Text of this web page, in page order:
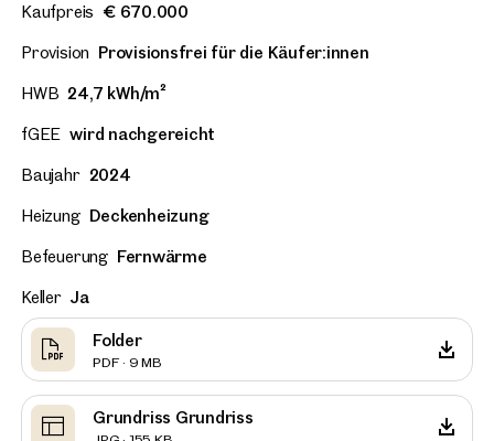
Kaufpreis € 670.000
Provision Provisionsfrei für die Käufer:innen
HWB 24,7 kWh/m²
fGEE wird nachgereicht
Baujahr 2024
Heizung Deckenheizung
Befeuerung Fernwärme
Keller Ja
Folder
PDF · 9 MB
Grundriss Grundriss